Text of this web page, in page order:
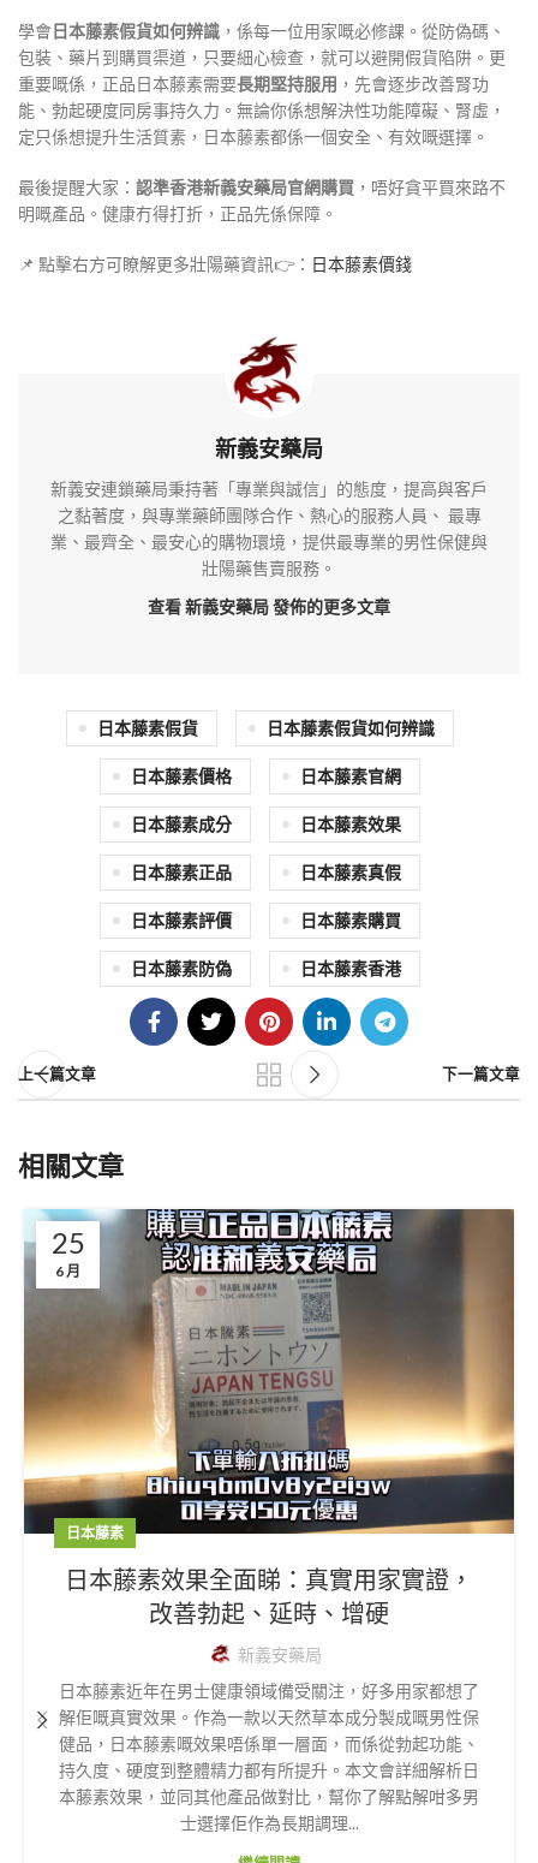
學會日本藤素假貨如何辨識 ，係每一位用家嘅必修課。從防偽碼、
包裝、藥片到購買渠道，只要細心檢查，就可以避開假貨陷阱。更
重要嘅係，正品日本藤素需要長期堅持服用 ，先會逐步改善腎功
能、勃起硬度同房事持久力。無論你係想解決性功能障礙、腎虛，
定只係想提升生活質素，日本藤素都係一個安全、有效嘅選擇。
最後提醒大家： 認準香港新義安藥局官網購買 ，唔好貪平買來路不
明嘅產品。健康冇得打折，正品先係保障。
📌 點擊右方可瞭解更多壯陽藥資訊👉： 日本藤素價錢
新義安藥局
新義安連鎖藥局秉持著「專業與誠信」的態度，提高與客戶
之黏著度，與專業藥師團隊合作、熱心的服務人員、 最專
業、最齊全、最安心的購物環境，提供最專業的男性保健與
壯陽藥售賣服務。
查看 新義安藥局發佈的更多文章
日本藤素假貨 日本藤素假貨如何辨識
日本藤素價格 日本藤素官網
日本藤素成分 日本藤素效果
日本藤素正品 日本藤素真假
日本藤素評價 日本藤素購買
日本藤素防偽 日本藤素香港
上一篇文章 下一篇文章
相關文章
25
6 月
日本藤素
日本藤素效果全面睇：真實用家實證，
改善勃起、延時、增硬
新義安藥局
日本藤素近年在男士健康領域備受關注，好多用家都想了
解佢嘅真實效果。作為一款以天然草本成分製成嘅男性保
健品，日本藤素嘅效果唔係單一層面，而係從勃起功能、
持久度、硬度到整體精力都有所提升。本文會詳細解析日
本藤素效果，並同其他產品做對比，幫你了解點解咁多男
士選擇佢作為長期調理...